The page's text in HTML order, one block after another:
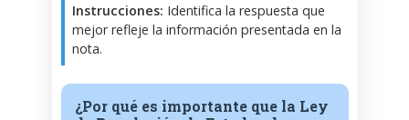
Instrucciones: Identifica la respuesta que
mejor refleje la información presentada en la
nota.
¿Por qué es importante que la Ley